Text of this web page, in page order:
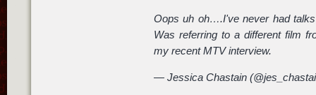
Oops uh oh….I've never had
Was referring to a different film
my recent MTV interview.
— Jessica Chastain